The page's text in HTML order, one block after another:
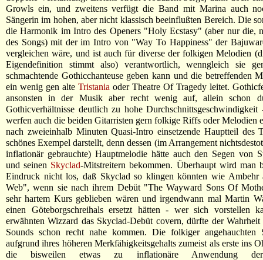
Growls ein, und zweitens verfügt die Band mit Marina auch
Sängerin im hohen, aber nicht klassisch beeinflußten Bereich. Die
die Harmonik im Intro des Openers "Holy Ecstasy" (aber nur die,
des Songs) mit der im Intro von "Way To Happiness" der
vergleichen wäre, und ist auch für diverse der folkigen Melodien
Eigendefinition stimmt also) verantwortlich, wenngleich sie
schmachtende Gothicchanteuse geben kann und die betreffenden
ein wenig gen alte Tristania oder Theatre Of Tragedy leitet.
ansonsten in der Musik aber recht wenig auf, allein schon
Gothicverhältnisse deutlich zu hohe Durchschnittsgeschwindigkeit
werfen auch die beiden Gitarristen gern folkige Riffs oder Melodien
nach zweieinhalb Minuten Quasi-Intro einsetzende Hauptteil des
schönes Exempel darstellt, denn dessen (im Arrangement
inflationär gebrauchte) Hauptmelodie hätte auch den Segen von
und seinen Skyclad-Mitstreitern bekommen. Überhaupt wird man
Eindruck nicht los, daß Skyclad so klingen könnten wie Ambehr
Web", wenn sie nach ihrem Debüt "The Wayward Sons Of
sehr hartem Kurs geblieben wären und irgendwann mal Martin
einen Göteborgschreihals ersetzt hätten - wer sich vorstellen
erwähnten Wizzard das Skyclad-Debüt covern, dürfte der Wahrheit
Sounds schon recht nahe kommen. Die folkiger angehauchten
aufgrund ihres höheren Merkfähigkeitsgehalts zumeist als erste ins
die bisweilen etwas zu inflationäre Anwendung